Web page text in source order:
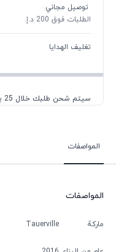
توصيل مجاني
الطلبات فوق 200 د.إ.
تغليف الهدايا
سيتم شحن طلبك خلال 25 يوم عمل
المواصفات
المواصفات
ماركة Tauerville